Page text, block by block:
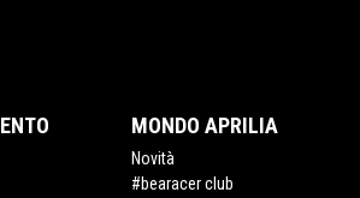
MONDO APRILIA
Novità
#bearacer club